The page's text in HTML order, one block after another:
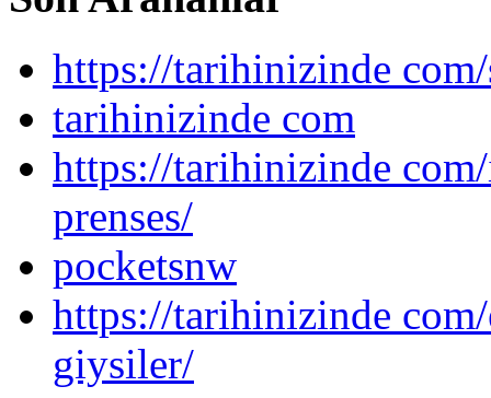
https://tarihinizinde
tarihinizinde com
https://tarihinizinde
prenses/
pocketsnw
https://tarihinizinde
giysiler/